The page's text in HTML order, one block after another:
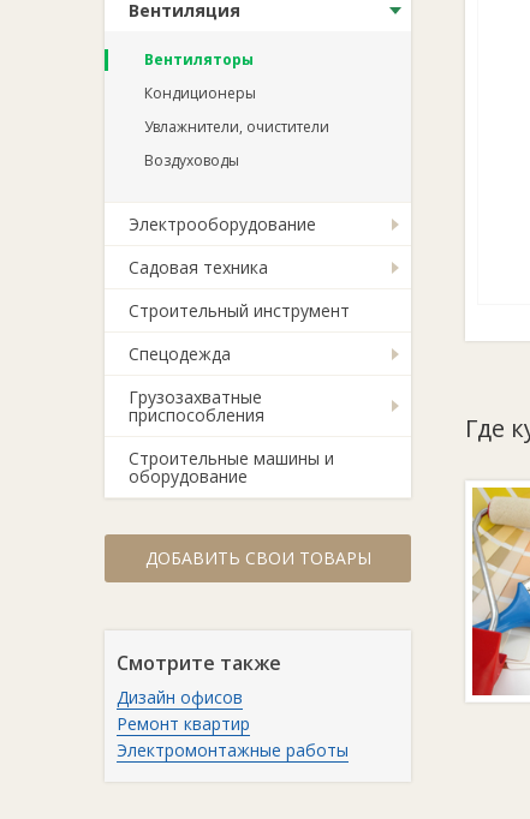
Вентиляция
Вентиляторы
Кондиционеры
Увлажнители, очистители
Воздуховоды
Электрооборудование
Садовая техника
Строительный инструмент
Спецодежда
Грузозахватные
приспособления
Строительные машины и
оборудование
ДОБАВИТЬ СВОИ ТОВАРЫ
Смотрите также
Дизайн офисов
Ремонт квартир
Электромонтажные работы
Где